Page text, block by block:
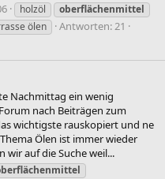
holzöl
oberflächenmittel
ölen
Antworten: 21
Nachmittag ein wenig
nach Beiträgen zum
wichtigste rauskopiert und ne
Ölen ist immer wieder
auf die Suche weil...